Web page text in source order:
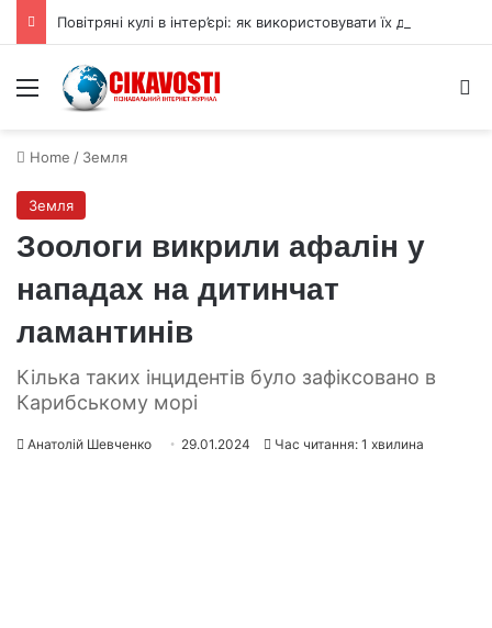
Menu
Home / Земля
Земля
Зоологи викрили афалін у
нападах на дитинчат
ламантинів
Кілька таких інцидентів було зафіксовано в
Карибському морі
Анатолій Шевченко 29.01.2024 Час читання: 1 хвилина